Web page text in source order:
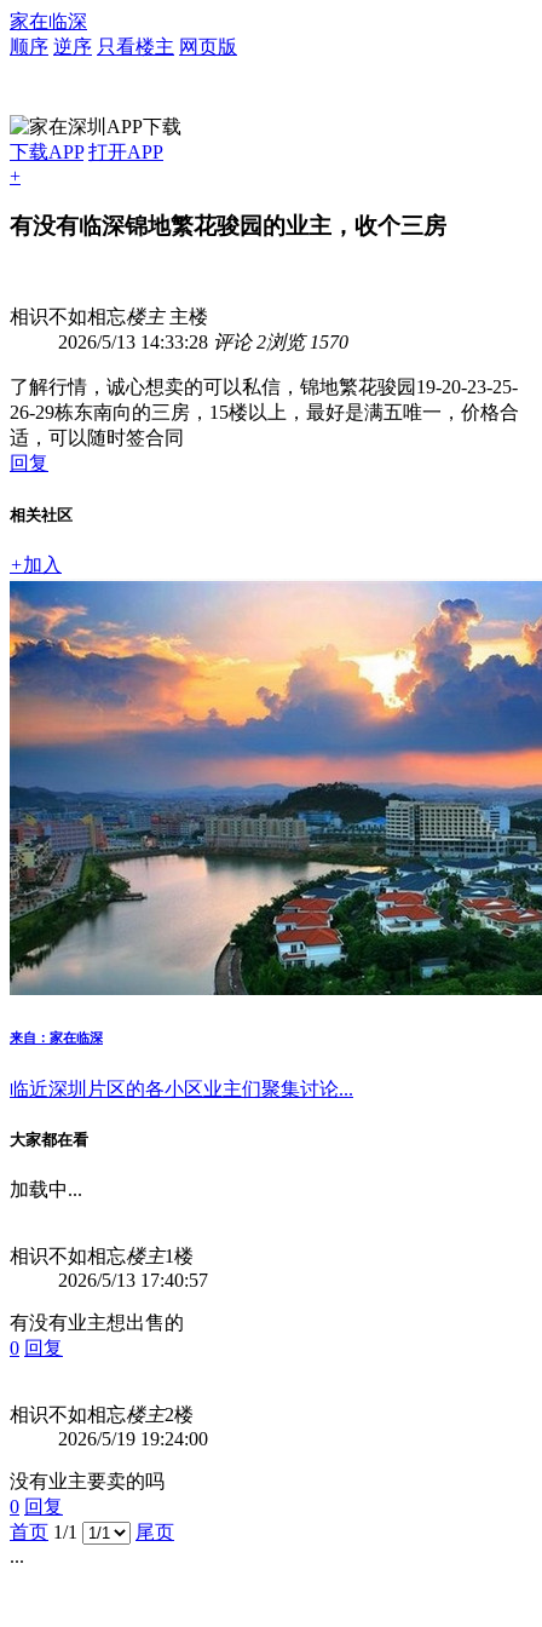
家在临深
顺序 逆序 只看楼主 网页版
下载APP 打开APP
+
有没有临深锦地繁花骏园的业主，收个三房
相识不如相忘楼主 主楼
2026/5/13 14:33:28 评论 2浏览 1570
了解行情，诚心想卖的可以私信，锦地繁花骏园19-20-23-25-
26-29栋东南向的三房，15楼以上，最好是满五唯一，价格合
适，可以随时签合同
回复
相关社区
+加入
来自：家在临深
临近深圳片区的各小区业主们聚集讨论...
大家都在看
加载中...
相识不如相忘楼主1楼
2026/5/13 17:40:57
有没有业主想出售的
0 回复
相识不如相忘楼主2楼
2026/5/19 19:24:00
没有业主要卖的吗
0 回复
首页 1/1
尾页
...